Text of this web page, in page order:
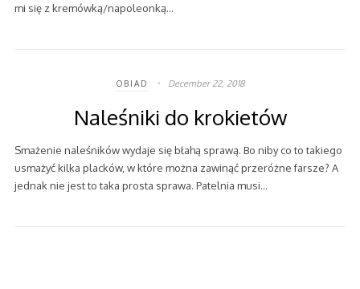
mi się z kremówką/napoleonką…
OBIAD December 22, 2018
Naleśniki do krokietów
Smażenie naleśników wydaje się błahą sprawą. Bo niby co to takiego
usmażyć kilka placków, w które można zawinąć przeróżne farsze? A
jednak nie jest to taka prosta sprawa. Patelnia musi…